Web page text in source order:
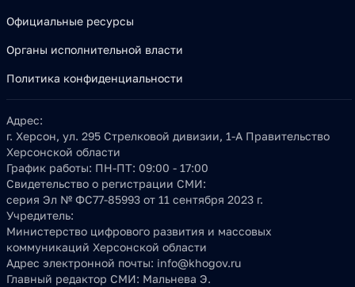
Официальные ресурсы
Органы исполнительной власти
Политика конфиденциальности
Адрес:
г. Херсон, ул. 295 Стрелковой дивизии, 1-А Правительство
Херсонской области
График работы: ПН-ПТ: 09:00 - 17:00
Свидетельство о регистрации СМИ:
серия Эл № ФС77-85993 от 11 сентября 2023 г.
Учредитель:
Министерство цифрового развития и массовых
коммуникаций Херсонской области
Адрес электронной почты: info@khogov.ru
Главный редактор СМИ: Мальнева Э.